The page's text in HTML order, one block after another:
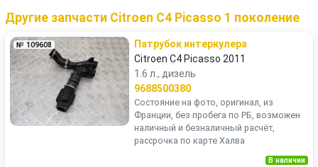
Другие запчасти Citroen C4 Picasso 1 поколение
№ 109608
Патрубок интеркулера
Citroen C4 Picasso 2011
1.6 л., дизель
9688500380
Состояние на фото, оригинал, из
Франции, без пробега по РБ, возможен
наличный и безналичный расчёт,
рассрочка по карте Халва
В наличии